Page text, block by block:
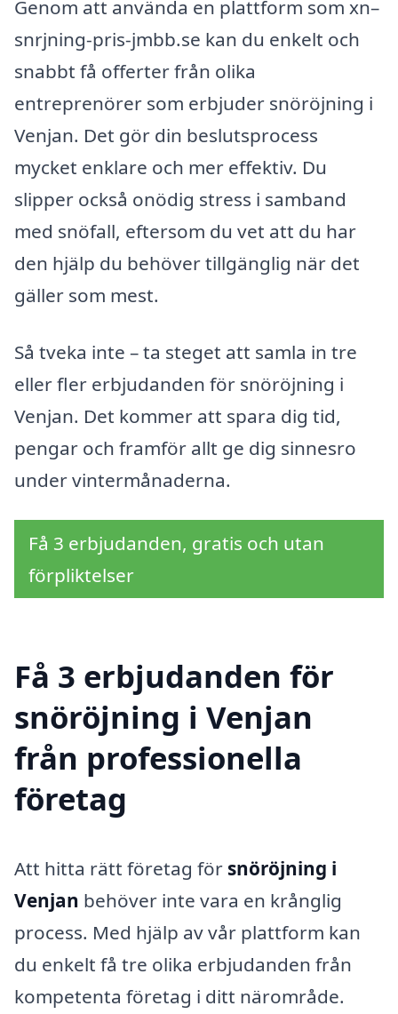
Genom att använda en plattform som xn–
snrjning-pris-jmbb.se kan du enkelt och
snabbt få offerter från olika
entreprenörer som erbjuder snöröjning i
Venjan. Det gör din beslutsprocess
mycket enklare och mer effektiv. Du
slipper också onödig stress i samband
med snöfall, eftersom du vet att du har
den hjälp du behöver tillgänglig när det
gäller som mest.
Så tveka inte – ta steget att samla in tre
eller fler erbjudanden för snöröjning i
Venjan. Det kommer att spara dig tid,
pengar och framför allt ge dig sinnesro
under vintermånaderna.
Få 3 erbjudanden, gratis och utan
förpliktelser
Få 3 erbjudanden för
snöröjning i Venjan
från professionella
företag
Att hitta rätt företag för snöröjning i
Venjan behöver inte vara en krånglig
process. Med hjälp av vår plattform kan
du enkelt få tre olika erbjudanden från
kompetenta företag i ditt närområde.